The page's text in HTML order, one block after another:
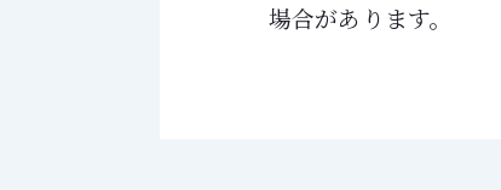
場合があります。